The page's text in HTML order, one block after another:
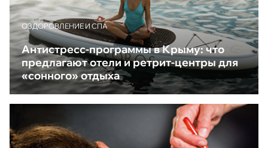
ОЗДОРОВЛЕНИЕ И СПА
Антистресс-программы в Крыму: что
предлагают отели и ретрит-центры для
«сонного» отдыха